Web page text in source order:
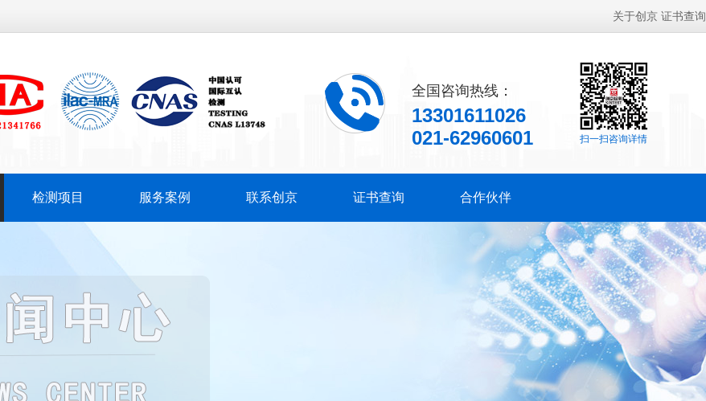
关于创京 证书查询
扫一扫咨询详情
全国咨询热线：
13301611026
021-62960601
检测项目 服务案例 联系创京 证书查询 合作伙伴